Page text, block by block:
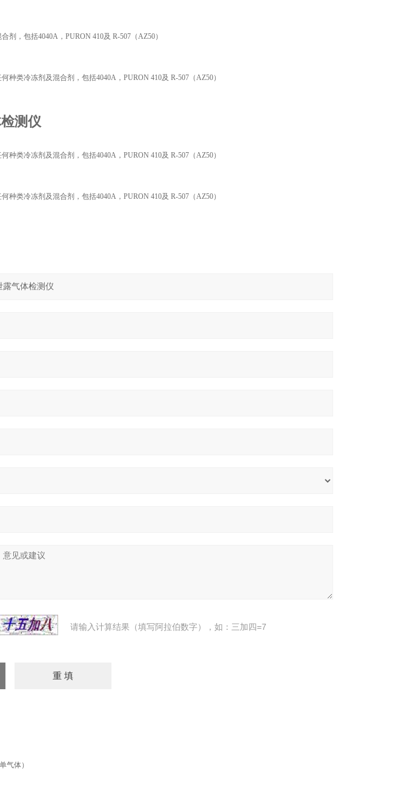
，包括4040A，PURON 410及 R-507（AZ50）
类冷冻剂及混合剂，包括4040A，PURON 410及 R-507（AZ50）
测仪
类冷冻剂及混合剂，包括4040A，PURON 410及 R-507（AZ50）
类冷冻剂及混合剂，包括4040A，PURON 410及 R-507（AZ50）
请输入计算结果（填写阿拉伯数字），如：三加四=7
气体）